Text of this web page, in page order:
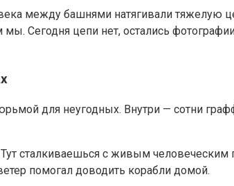
между башнями натягивали тяжелую
Сегодня цепи нет, остались
для неугодных. Внутри — сотни
сталкиваешься с живым
помогал доводить корабли домой.